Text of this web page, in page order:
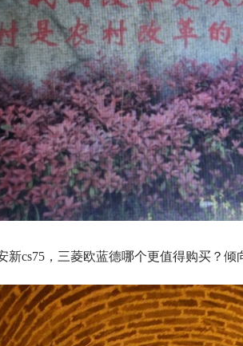
新cs75，三菱欧蓝德哪个更值得购买？